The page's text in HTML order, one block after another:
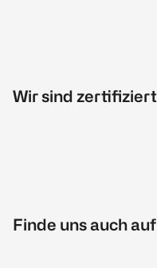
Wir sind zertifiziert
Finde uns auch auf